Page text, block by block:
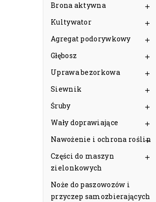
Brona aktywna 
Kultywator 
Agregat podorywkowy 
Głębosz 
Uprawa bezorkowa 
Siewnik 
Śruby 
Wały doprawiające 
Nawożenie i ochrona roślin

Części do maszyn
zielonkowych

Noże do paszowozów i
przyczep samozbierających